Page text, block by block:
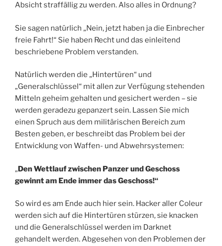
Absicht straffällig zu werden. Also alles in Ordnung?
Sie sagen natürlich „Nein, jetzt haben ja die Einbrecher
freie Fahrt!“ Sie haben Recht und das einleitend
beschriebene Problem verstanden.
Natürlich werden die „Hintertüren“ und
„Generalschlüssel“ mit allen zur Verfügung stehenden
Mitteln geheim gehalten und gesichert werden – sie
werden geradezu gepanzert sein. Lassen Sie mich
einen Spruch aus dem militärischen Bereich zum
Besten geben, er beschreibt das Problem bei der
Entwicklung von Waffen- und Abwehrsystemen:
„Den Wettlauf zwischen Panzer und Geschoss
gewinnt am Ende immer das Geschoss!“
So wird es am Ende auch hier sein. Hacker aller Coleur
werden sich auf die Hintertüren stürzen, sie knacken
und die Generalschlüssel werden im Darknet
gehandelt werden. Abgesehen von den Problemen der